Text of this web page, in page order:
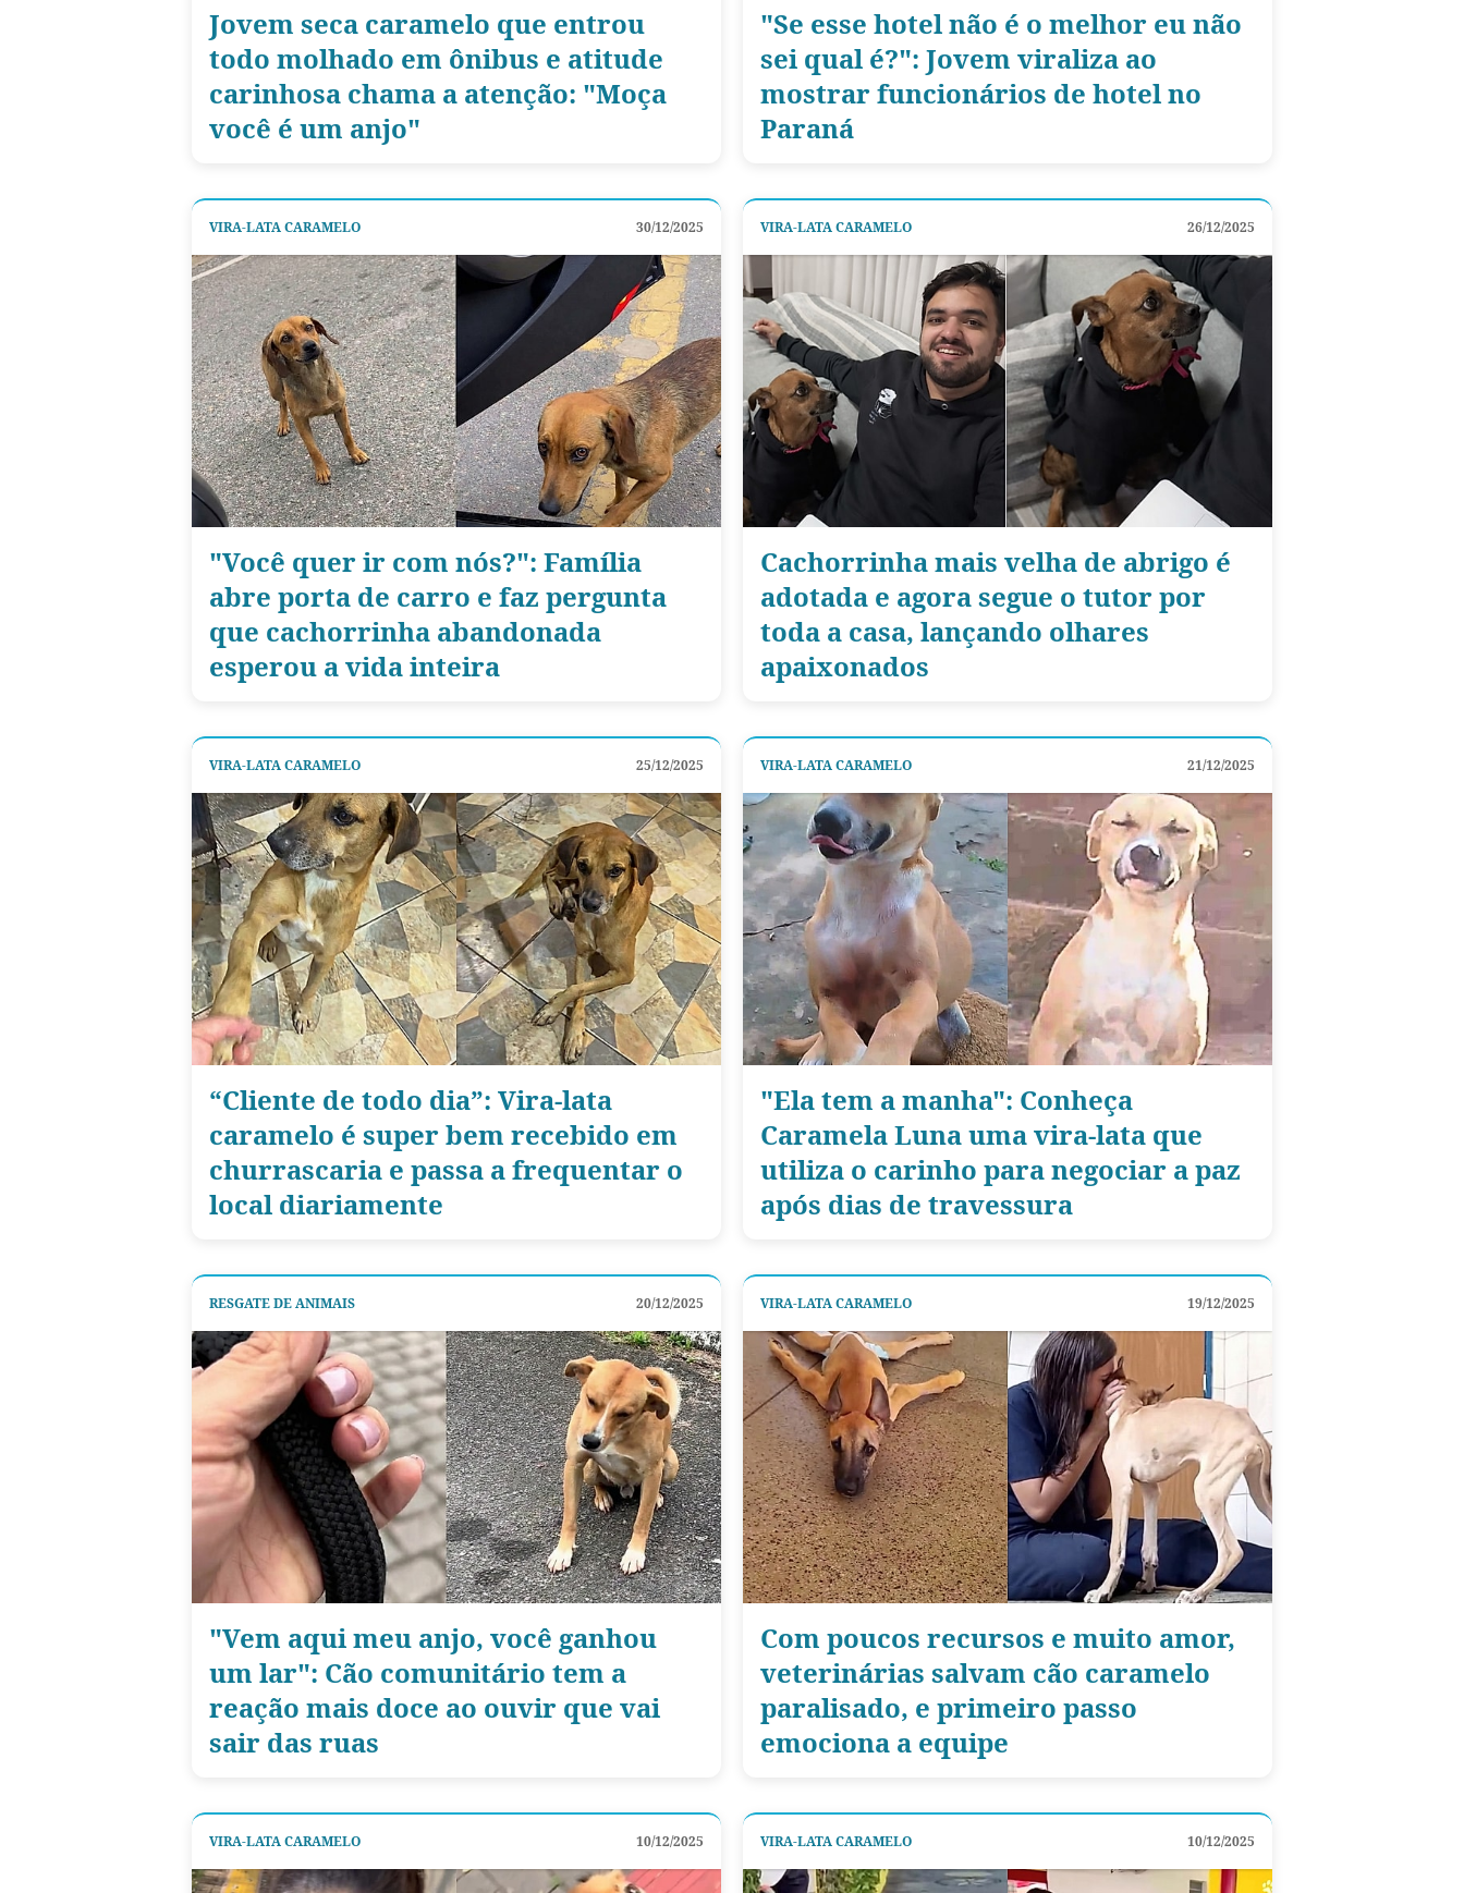
Jovem seca caramelo que entrou
todo molhado em ônibus e atitude
carinhosa chama a atenção: "Moça
você é um anjo"
"Se esse hotel não é o melhor eu não
sei qual é?": Jovem viraliza ao
mostrar funcionários de hotel no
Paraná
VIRA-LATA CARAMELO 30/12/2025
"Você quer ir com nós?": Família
abre porta de carro e faz pergunta
que cachorrinha abandonada
esperou a vida inteira
VIRA-LATA CARAMELO 26/12/2025
Cachorrinha mais velha de abrigo é
adotada e agora segue o tutor por
toda a casa, lançando olhares
apaixonados
VIRA-LATA CARAMELO 25/12/2025
“Cliente de todo dia”: Vira-lata
caramelo é super bem recebido em
churrascaria e passa a frequentar o
local diariamente
VIRA-LATA CARAMELO 21/12/2025
"Ela tem a manha": Conheça
Caramela Luna uma vira-lata que
utiliza o carinho para negociar a paz
após dias de travessura
RESGATE DE ANIMAIS 20/12/2025
"Vem aqui meu anjo, você ganhou
um lar": Cão comunitário tem a
reação mais doce ao ouvir que vai
sair das ruas
VIRA-LATA CARAMELO 19/12/2025
Com poucos recursos e muito amor,
veterinárias salvam cão caramelo
paralisado, e primeiro passo
emociona a equipe
VIRA-LATA CARAMELO 10/12/2025 VIRA-LATA CARAMELO 10/12/2025